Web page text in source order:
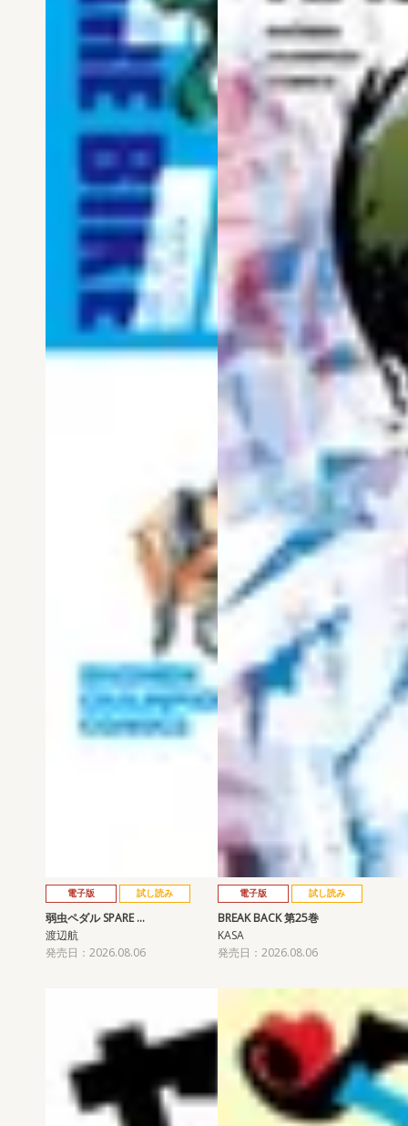
電子版 試し読み
弱虫ペダル SPARE …
渡辺航
発売日：2026.08.06
電子版 試し読み
BREAK BACK 第25巻
KASA
発売日：2026.08.06